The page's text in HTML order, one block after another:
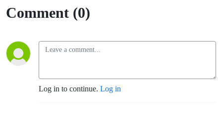
Comment (0)
Log in to continue. Log in